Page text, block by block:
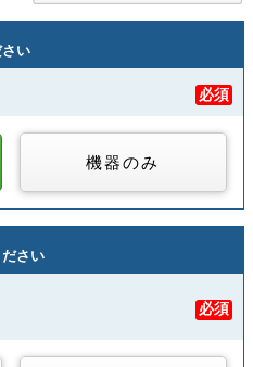
い
必須
機器のみ
さい
必須